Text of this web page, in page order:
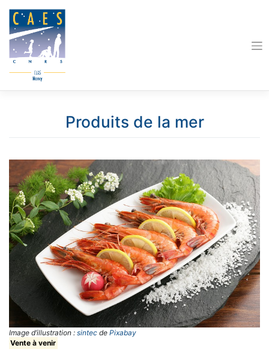
content
Produits de la mer
Image d’illustration : sintec de Pixabay
Vente à venir